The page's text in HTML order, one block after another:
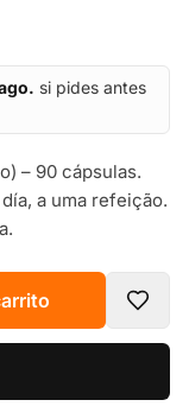
si pides antes
– 90 cápsulas.
a uma refeição.